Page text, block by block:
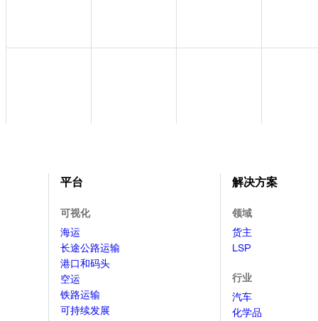
平台
可视化
海运
长途公路运输
港口和码头
空运
铁路运输
可持续发展
解决方案
领域
货主
LSP
行业
汽车
化学品